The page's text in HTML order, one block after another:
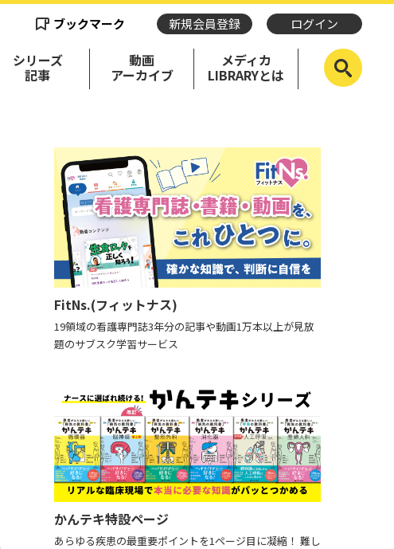
ブックマーク 新規会員登録 ログイン
シリーズ
記事
動画
アーカイブ
メディカ
LIBRARYとは
FitNs.(フィットナス)
19領域の看護専門誌3年分の記事や動画1万本以上が見放
題のサブスク学習サービス
かんテキ特設ページ
あらゆる疾患の最重要ポイントを1ページ目に凝縮！ 難し